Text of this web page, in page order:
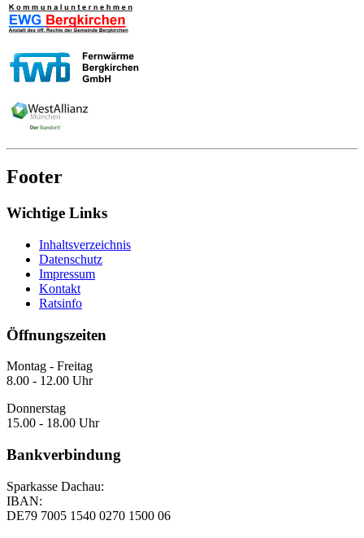
Footer
Wichtige Links
Inhaltsverzeichnis
Datenschutz
Impressum
Kontakt
Ratsinfo
Öffnungszeiten
Montag - Freitag
8.00 - 12.00 Uhr
Donnerstag
15.00 - 18.00 Uhr
Bankverbindung
Sparkasse Dachau:
IBAN:
DE79 7005 1540 0270 1500 06